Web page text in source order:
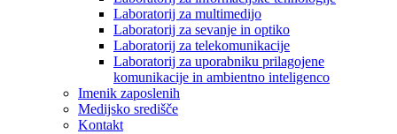
Laboratorij za multimedijo
Laboratorij za sevanje in optiko
Laboratorij za telekomunikacije
Laboratorij za uporabniku prilagojene
komunikacije in ambientno inteligenco
Imenik zaposlenih
Medijsko središče
Kontakt